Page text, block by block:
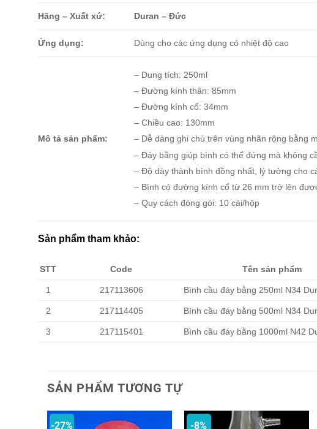
Hãng – Xuất xứ: Duran – Đức
Ứng dụng: Dùng cho các ứng dụng có nhiệt độ cao
Mô tả sản phẩm:
– Dung tích: 250ml
– Đường kính thân: 85mm
– Đường kính cổ: 34mm
– Chiều cao: 130mm
– Dễ dàng ghi chú trên vùng nhãn rộng bằng
– Đáy bằng giúp bình có thể đứng mà không
– Độ dày thành bình đồng nhất, lý tưởng cho
– Bình có đường kính cổ từ 26 mm trở lên
– Quy cách đóng gói: 10 cái/hộp
Sản phẩm tham khảo:
STT Code Tên sản phẩm
1 217113606 Bình cầu đáy bằng 250ml N34
2 217114405 Bình cầu đáy bằng 500ml N34
3 217115401 Bình cầu đáy bằng 1000ml N42
SẢN PHẨM TƯƠNG TỰ
-27% -8%